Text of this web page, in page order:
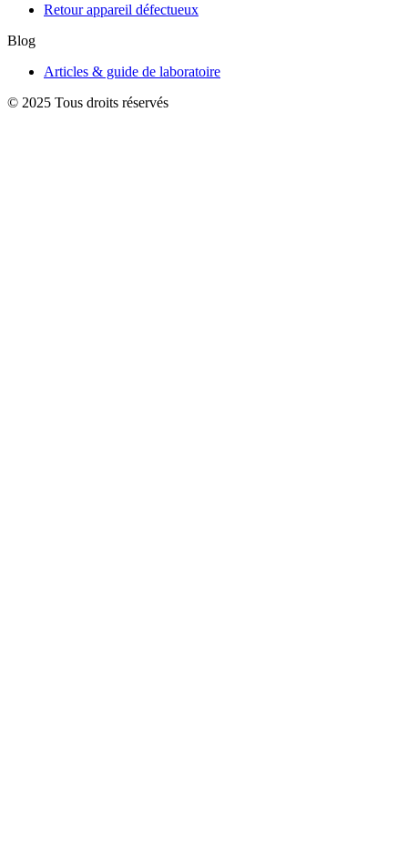
Retour appareil défectueux
Blog
Articles & guide de laboratoire
© 2025 Tous droits réservés